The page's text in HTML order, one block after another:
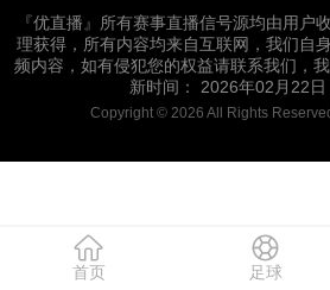
『优直播』所有赛事直播信号源均由用户
理获得，所有内容均来自互联网，我们自
频内容，如有侵犯您的权益请联系我们，
新时间： 2026年02月22
Copyright © 2026 All Rights
首页 足球